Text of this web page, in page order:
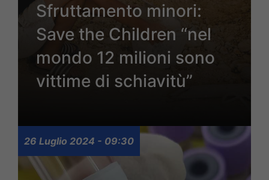
Sfruttamento minori:
Save the Children “nel
mondo 12 milioni sono
vittime di schiavitù”
26 Luglio 2024 - 09:30